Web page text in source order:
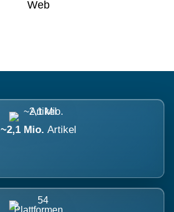
Web
~2,1 Mio. Artikel